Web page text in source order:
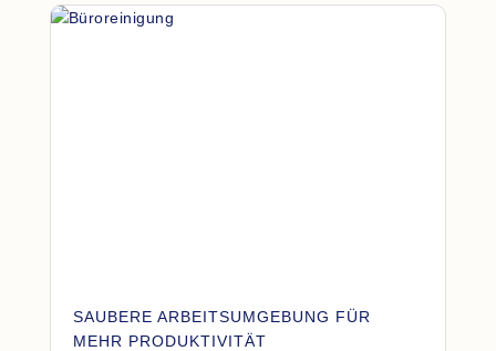
SAUBERE ARBEITSUMGEBUNG FÜR
MEHR PRODUKTIVITÄT